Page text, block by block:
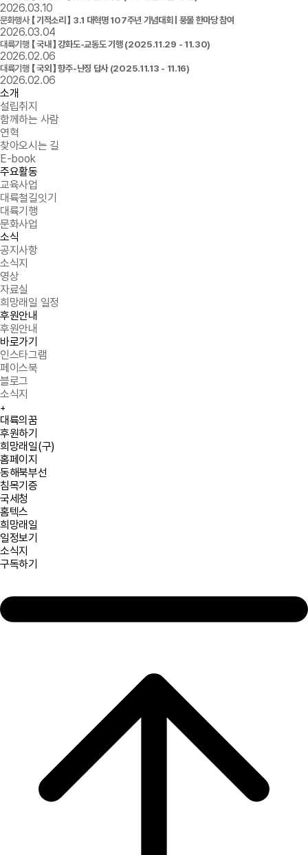
2026.03.10
문화행사【 기적소리 】 3.1 대혁명 107주년 기념대회 | 풍물 한마당 참여
2026.03.04
대륙기행【 국내 】 강화도-교동도 기행 (2025.11.29 - 11.30)
2026.02.06
대륙기행【 국외 】 항주-난징 답사 (2025.11.13 - 11.16)
2026.02.06
소개
설립취지
함께하는 사람
연혁
찾아오시는 길
E-book
주요활동
교육사업
대륙철길잇기
대륙기행
문화사업
소식
공지사항
소식지
영상
자료실
희망래일 일정
후원안내
후원안내
바로가기
인스타그램
페이스북
블로그
소식지
+
Quick menu
대륙의꿈
후원하기
희망래일(구)
홈페이지
동해북부선
침목기증
국세청
홈텍스
희망래일
일정보기
소식지
구독하기